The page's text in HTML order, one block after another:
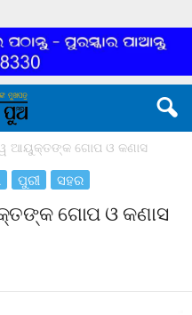
ଆୟୁକ୍ତଙ୍କ ଗୋପ ଓ କଣାସ
ପୁରୀ ସହର
ଗୋପ ଓ କଣାସ